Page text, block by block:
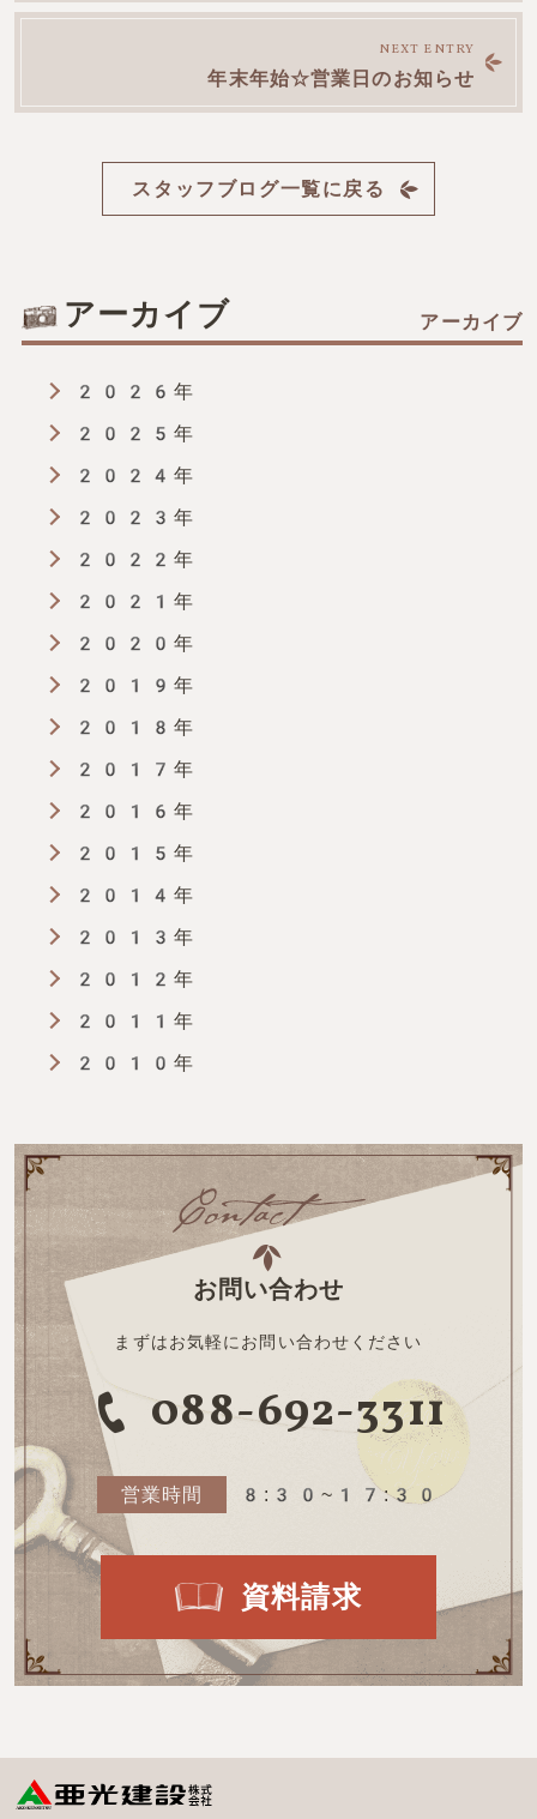
の
リ
ン
ク
NEXT ENTRY
年末年始☆営業日のお知らせ
スタッフブログ一覧に戻る
アーカイブ
2026年
2025年
2024年
2023年
2022年
2021年
2020年
2019年
2018年
2017年
2016年
2015年
2014年
2013年
2012年
2011年
2010年
お問い合わせ
まずはお気軽にお問い合わせください
088-692-3311
営業時間 8:30~17:30
資料請求